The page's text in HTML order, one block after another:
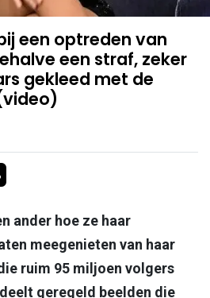
een optreden van
een straf, zeker
gekleed met de
via Mail
Delen via link
ander hoe ze haar
meegenieten van haar
ruim 95 miljoen volgers
geregeld beelden die